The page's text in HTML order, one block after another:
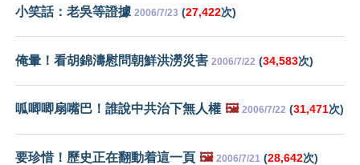
小笑話：老吳等證據 2006/7/23 (27,422次)
俺暈！看胡錦濤慰問朝鮮洪澇災害 2006/7/22 (34,583次)
呱唧唧扇嘴巴！誰說中共治下無人權 🖼️ 2006/7/22 (31,471次)
要珍惜！歷史正在翻動着這一頁 🖼️ 2006/7/21 (28,642次)